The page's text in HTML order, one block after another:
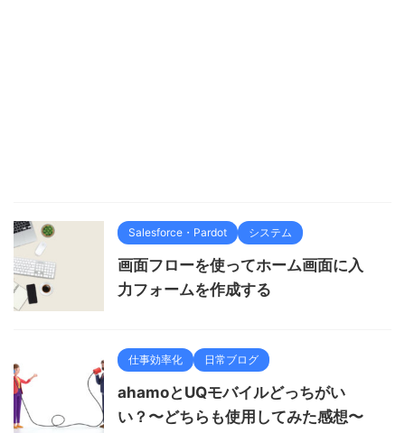
Salesforce・Pardot システム
画面フローを使ってホーム画面に入
力フォームを作成する
仕事効率化 日常ブログ
ahamoとUQモバイルどっちがい
い？〜どちらも使用してみた感想〜